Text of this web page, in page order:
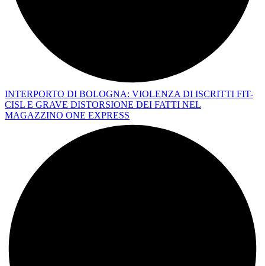
INTERPORTO DI BOLOGNA: VIOLENZA DI ISCRITTI FIT-
CISL E GRAVE DISTORSIONE DEI FATTI NEL
MAGAZZINO ONE EXPRESS